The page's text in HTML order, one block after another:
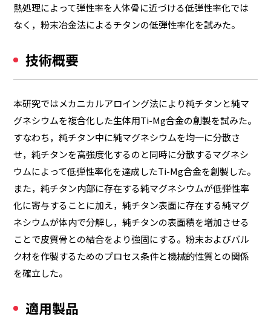
熱処理によって弾性率を人体骨に近づける低弾性率化では
なく，粉末冶金法によるチタンの低弾性率化を試みた。
技術概要
本研究ではメカニカルアロイング法により純チタンと純マ
グネシウムを複合化した生体用Ti-Mg合金の創製を試みた。
すなわち，純チタン中に純マグネシウムを均一に分散さ
せ，純チタンを高強度化するのと同時に分散するマグネシ
ウムによって低弾性率化を達成したTi-Mg合金を創製した。
また，純チタン内部に存在する純マグネシウムが低弾性率
化に寄与することに加え，純チタン表面に存在する純マグ
ネシウムが体内で分解し，純チタンの表面積を増加させる
ことで皮質骨との結合をより強固にする。粉末およびバル
ク材を作製するためのプロセス条件と機械的性質との関係
を確立した。
適用製品